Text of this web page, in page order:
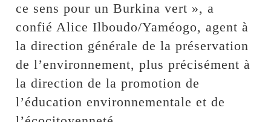
ce sens pour un Burkina vert », a
confié Alice Ilboudo/Yaméogo, agent à
la direction générale de la préservation
de l’environnement, plus précisément à
la direction de la promotion de
l’éducation environnementale et de